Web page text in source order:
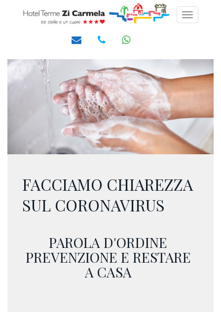
Toggle
FACCIAMO CHIAREZZA
SUL CORONAVIRUS
PAROLA D'ORDINE
PREVENZIONE E RESTARE
A CASA